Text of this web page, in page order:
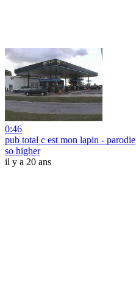
0:46
pub total c est mon lapin - parodie
so higher
il y a 20 ans